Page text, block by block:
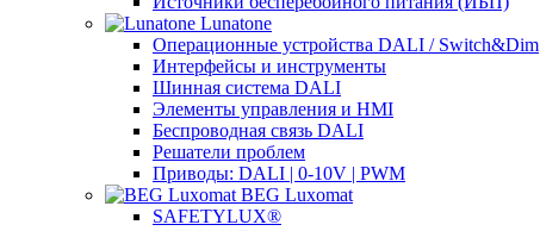
Lunatone
Операционные устройства DALI / Switch&Dim
Интерфейсы и инструменты
Шинная система DALI
Элементы управления и HMI
Беспроводная связь DALI
Решатели проблем
Приводы: DALI | 0-10V | PWM
BEG Luxomat
SAFETYLUX®